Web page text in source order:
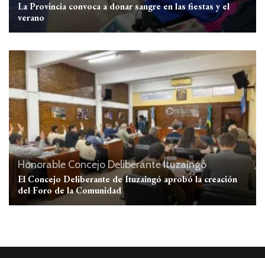
La Provincia convoca a donar sangre en las fiestas y el
verano
Honorable Concejo DeliberanteItuzaingó
El Concejo Deliberante de Ituzaingó aprobó la creación
del Foro de la Comunidad